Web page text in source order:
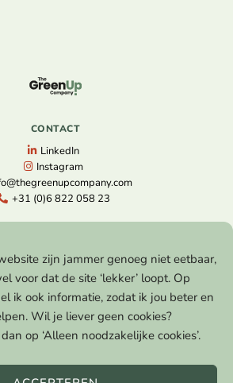
zijn jammer genoeg niet eetbaar,
voor dat de site ‘lekker’ loopt. Op
ik ook informatie, zodat ik jou beter en
Wil je liever geen cookies?
op ‘Alleen noodzakelijke cookies’.
CONTACT
LinkedIn
Instagram
+31 (0)6 822 058 23
Gratis Strategiesessie
The Next Level
Lezingen
Cases
Blog
Contact